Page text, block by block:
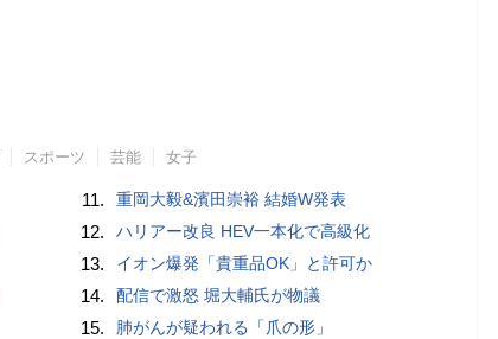
スポーツ 芸能 女子
11. 重岡大毅&濱田崇裕 結婚W発表
12. ハリアー改良 HEV一本化で高級化
13. イオン爆発「貴重品OK」と許可か
14. 配信で激怒 堀大輔氏が物議
15. 肺がんが疑われる「爪の形」